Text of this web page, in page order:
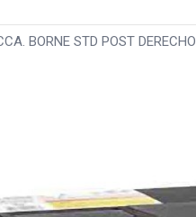
BORNE STD POST DERECHO